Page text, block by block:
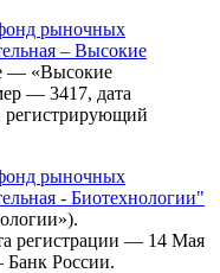
рыночных
– Высокие
— «Высокие
— 3417, дата
регистрирующий
рыночных
- Биотехнологии"
регистрации — 14 Мая
России.